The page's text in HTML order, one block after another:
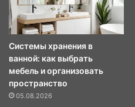
Системы хранения в
ванной: как выбрать
мебель и организовать
пространство
05.08.2026